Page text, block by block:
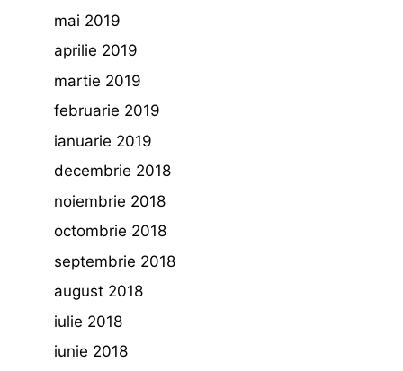
mai 2019
aprilie 2019
martie 2019
februarie 2019
ianuarie 2019
decembrie 2018
noiembrie 2018
octombrie 2018
septembrie 2018
august 2018
iulie 2018
iunie 2018